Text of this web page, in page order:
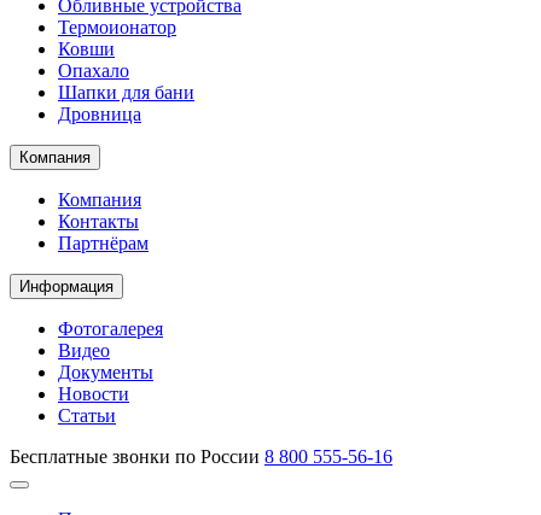
Обливные устройства
Термоионатор
Ковши
Опахало
Шапки для бани
Дровница
Компания
Компания
Контакты
Партнёрам
Информация
Фотогалерея
Видео
Документы
Новости
Статьи
Бесплатные звонки по России 8 800 555-56-16